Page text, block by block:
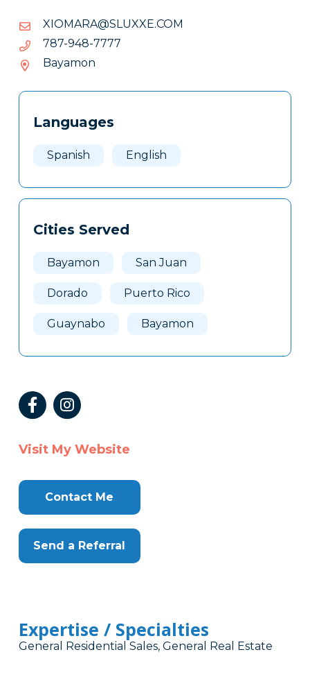
MOC.EXXULS@ARAMOIX
MOC.EXXULS@ARAMOIX
7777-849-787
7777-
Bayamon
Tags
Clone
Languages
Spanish English
Cities Served
Bayamon San Juan
Dorado Puerto Rico
Guaynabo Bayamon
Visit My Website
Contact Me
Send a Referral
Expertise / Specialties
General Residential Sales, General Real Estate